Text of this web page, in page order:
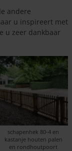
andere
u inspireert met
u zeer dankbaar
schapenhek 80-4 en
kastanje houten palen
en rondhoutpoort